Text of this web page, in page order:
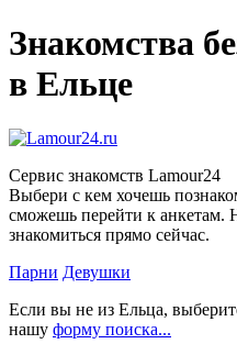
Знакомства
в Ельце
Сервис знакомств Lamour24
Выбери с кем хочешь
сможешь перейти к анкетам.
знакомиться прямо сейчас.
Парни Девушки
Если вы не из Ельца,
нашу форму поиска...